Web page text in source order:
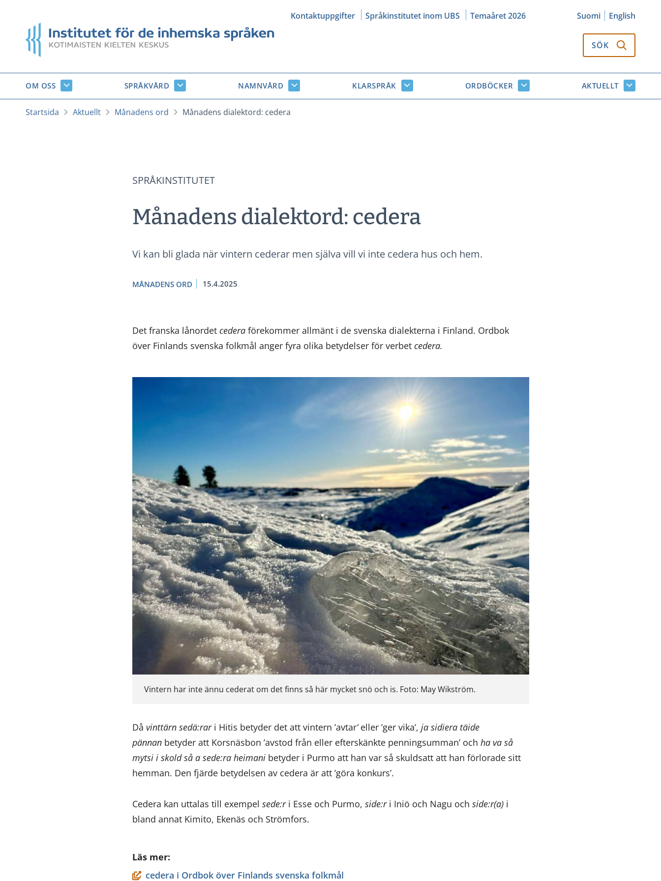
innehåll
Kontaktuppgifter Språkinstitutet inom UBS Temaåret 2026 Suomi
English
Startsida
SÖK
OM OSS
Om
oss
undersidor
SPRÅKVÅRD
Språkvård
undersidor
NAMNVÅRD
Namnvård
undersidor
KLARSPRÅK
Klarspråk
undersidor
ORDBÖCKER
Ordböcker
undersidor
AKTUELLT
Aktuellt
Startsida
Aktuellt Månadens ord Månadens dialektord: cedera
SPRÅKINSTITUTET
Månadens dialektord: cedera
Vi kan bli glada när vintern cederar men själva vill vi inte cedera hus och hem.
MÅNADENS ORD 15.4.2025
Det franska lånordet cederaförekommer allmänt i de svenska dialekterna i Finland. Ordbok
över Finlands svenska folkmål anger fyra olika betydelser för verbet cedera.
Vintern har inte ännu cederat om det finns så här mycket snö och is. Foto: May Wikström.
Då vinttärn sedä:rari Hitis betyder det att vintern ’avtar’eller ’ger vika’, ja sidiera täide
pännanbetyder att Korsnäsbon ’avstod från eller efterskänkte penningsumman’ och ha va så
mytsi i skold så a sede:ra heimanibetyder i Purmo att han var så skuldsatt att han förlorade sitt
hemman. Den fjärde betydelsen av cedera är att ’göra konkurs’.
Cedera kan uttalas till exempel sede:ri Esse och Purmo, side:ri Iniö och Nagu och side:r(a)i
bland annat Kimito, Ekenäs och Strömfors.
Läs mer:
cedera i Ordbok över Finlands svenska folkmål